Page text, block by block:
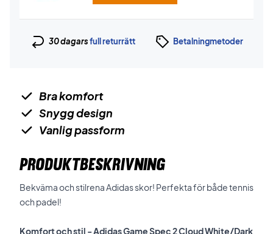
30 dagarsfull returrätt Betalningmetoder
Bra komfort
Snygg design
Vanlig passform
PRODUKTBESKRIVNING
Bekväma och stilrena Adidas skor! Perfekta för både tennis
och padel!
Komfort och stil - Adidas Game Spec 2 Cloud White/Dark